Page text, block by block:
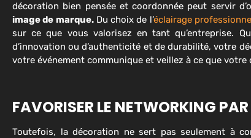
décoration bien pensée et coordonnée peut servir
image de marque.Du choix de l’éclairage
sur ce que vous valorisez en tant qu’entreprise.
d’innovation ou d’authenticité et de durabilité, votre
votre événement communique et veillez à ce que votre
FAVORISER LE NETWORKING
Toutefois, la décoration ne sert pas seulement à